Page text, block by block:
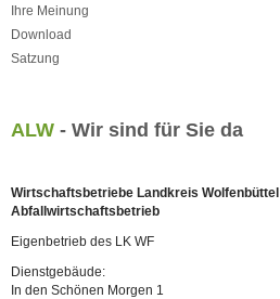
Ihre Meinung
Download
Satzung
ALW - Wir sind für Sie da
Wirtschaftsbetriebe Landkreis Wolfenbüttel
Abfallwirtschaftsbetrieb
Eigenbetrieb des LK WF
Dienstgebäude:
In den Schönen Morgen 1